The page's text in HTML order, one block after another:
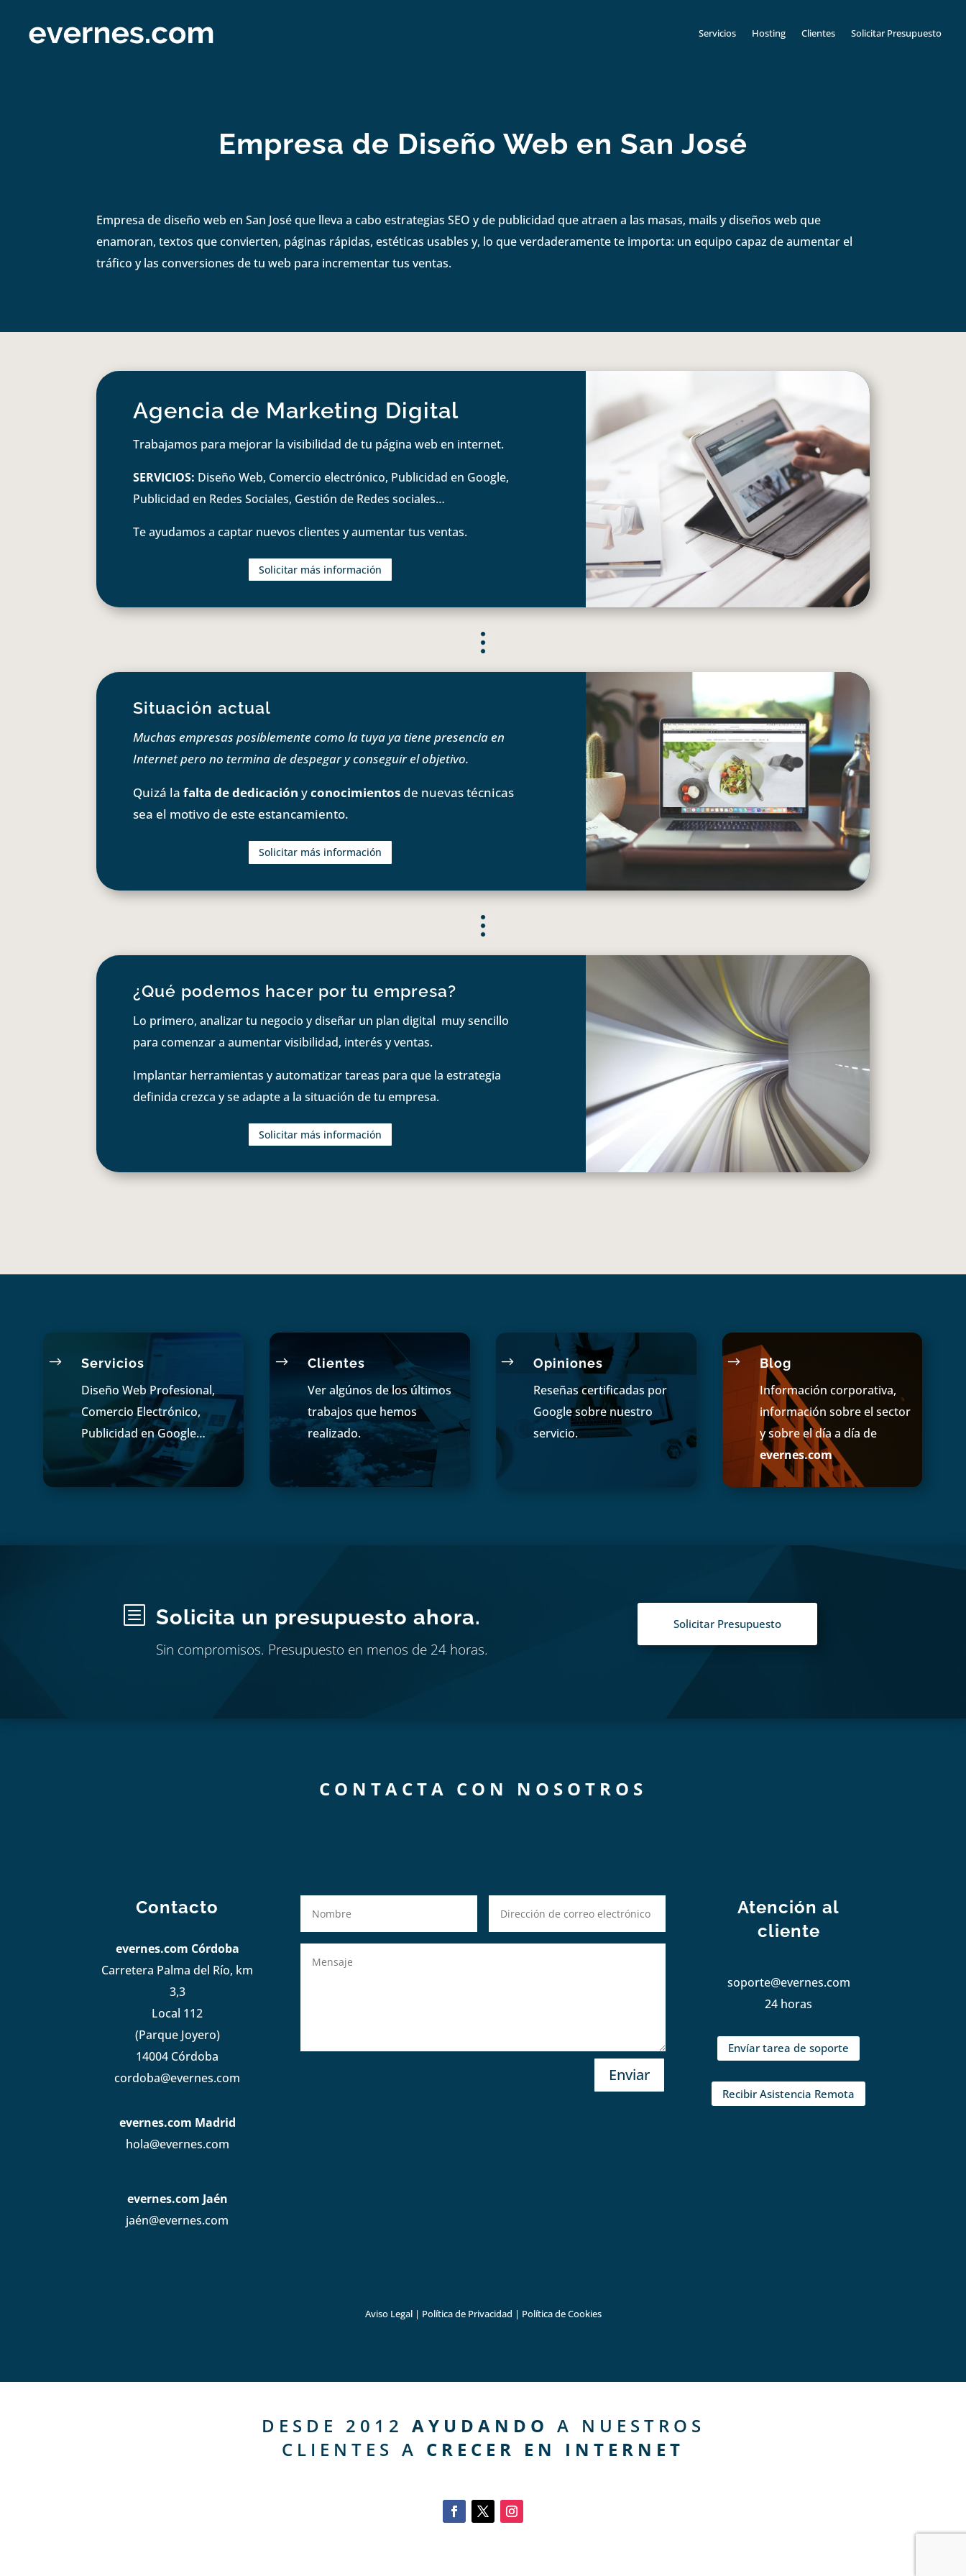
Servicios Hosting Clientes Solicitar Presupuesto
Empresa de Diseño Web en San José
Empresa de diseño web en San José que lleva a cabo estrategias SEO y de publicidad que atraen a las masas, mails y diseños web que
enamoran, textos que convierten, páginas rápidas, estéticas usables y, lo que verdaderamente te importa: un equipo capaz de aumentar el
tráfico y las conversiones de tu web para incrementar tus ventas.
Agencia de Marketing Digital
Trabajamos para mejorar la visibilidad de tu página web en internet.
SERVICIOS: Diseño Web, Comercio electrónico, Publicidad en Google,
Publicidad en Redes Sociales, Gestión de Redes sociales…
Te ayudamos a captar nuevos clientes y aumentar tus ventas.
Solicitar más información
Situación actual
Muchas empresas posiblemente como la tuya ya tiene presencia en
Internet pero no termina de despegar y conseguir el objetivo.
Quizá lafalta de dedicación yconocimientos de nuevas técnicas
sea el motivo de este estancamiento.
Solicitar más información
¿Qué podemos hacer por tu empresa?
Lo primero, analizar tu negocio y diseñar un plan digital muy sencillo
para comenzar a aumentar visibilidad, interés y ventas.
Implantar herramientas y automatizar tareas para que la estrategia
definida crezca y se adapte a la situación de tu empresa.
Solicitar más información
$ Servicios
Diseño Web Profesional,
Comercio Electrónico,
Publicidad en Google…
$ Clientes
Ver algúnos de los últimos
trabajos que hemos
realizado.
$ Opiniones
Reseñas certificadas por
Google sobre nuestro
servicio.
$ Blog
Información corporativa,
información sobre el sector
y sobre el día a día de
evernes.com
b Solicita un presupuesto ahora.
Sin compromisos. Presupuesto en menos de 24 horas.
Solicitar Presupuesto
CONTACTA CON NOSOTROS
Contacto
evernes.com Córdoba
Carretera Palma del Río, km
3,3
Local 112
(Parque Joyero)
14004 Córdoba
cordoba@evernes.com
evernes.com Madrid
hola@evernes.com
evernes.com Jaén
jaén@evernes.com
Enviar
Atención al
cliente
soporte@evernes.com
24 horas
Envíar tarea de soporte
Recibir Asistencia Remota
Aviso Legal| Política de Privacidad | Política de Cookies
DESDE 2012 AYUDANDO A NUESTROS
CLIENTES A CRECER EN INTERNET